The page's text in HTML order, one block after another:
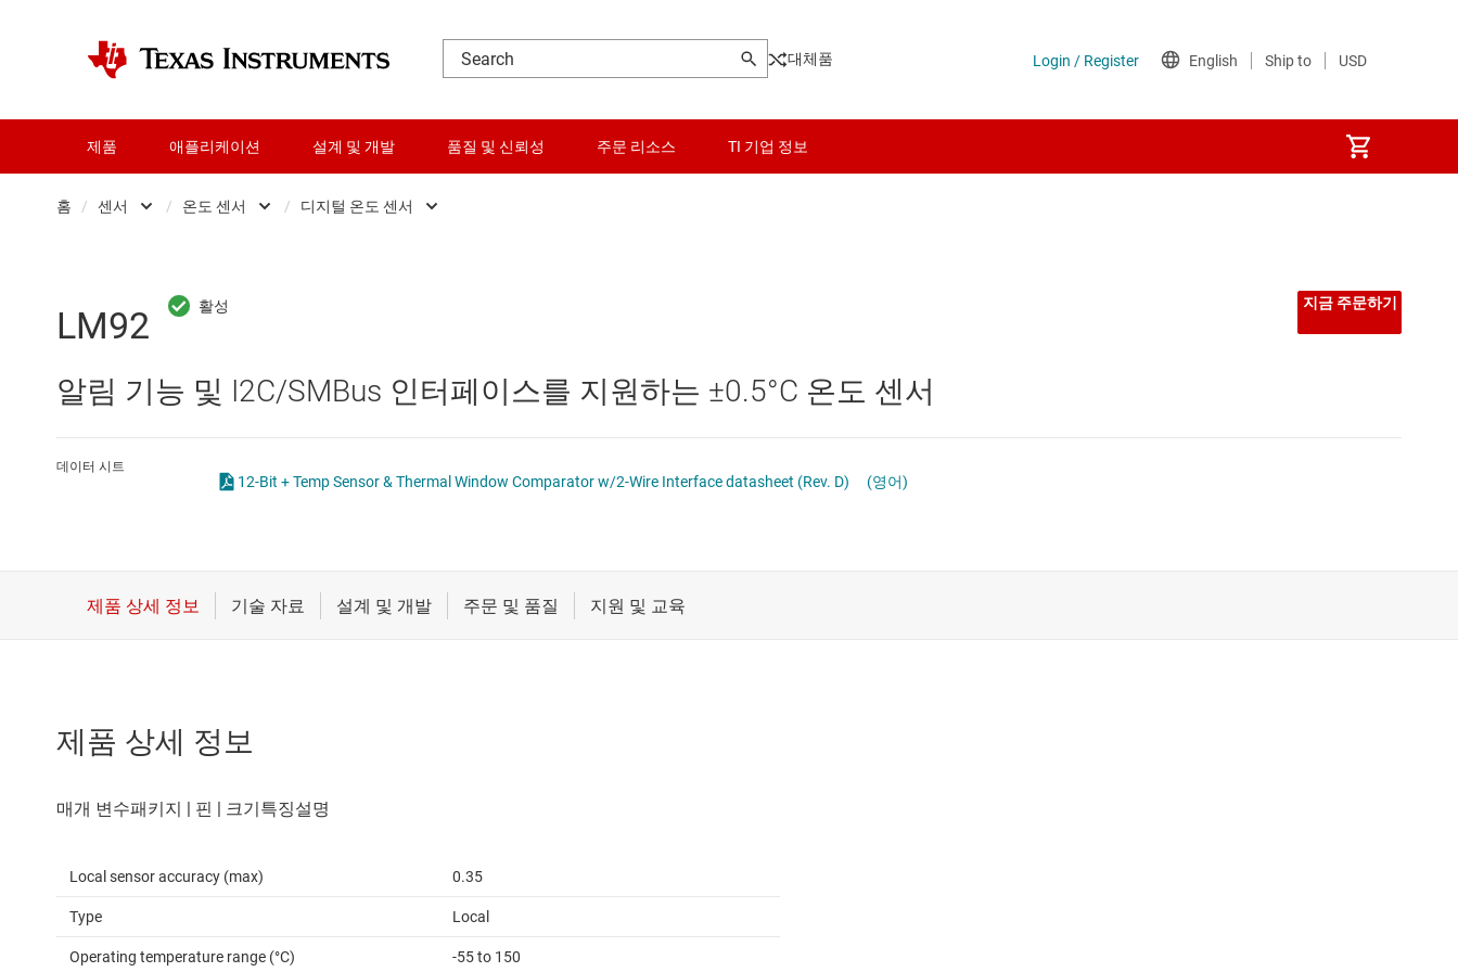
대체품
제품 애플리케이션 설계 및 개발 품질 및 신뢰성 주문 리소스 TI 기업 정보
홈 / 센서
RF 및 마이크로파
데이터 컨버터
마이크로컨트롤러(MCU) 및 프로세서
인터페이스
절연
/ 온도 센서
습도 센서
자기 센서
/ 디지털 온도 센서
열 팬 컨트롤러
절연된 온도 센서
LM92
알림 기능 및 I2C/SMBus 인터페이스를 지원하는 ±0.5°C 온도 센서
지금 주문하기
데이터 시트
12-Bit + Temp Sensor & Thermal Window Comparator w/2-Wire Interface datasheet (Rev. D) (영어)
제품 상세 정보
Local sensor accuracy (max) 0.35
Type Local
Operating temperature range (°C) -55 to 150